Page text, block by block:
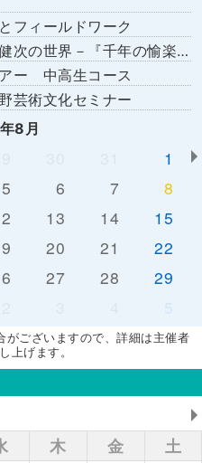
フィールドワーク
『千年の愉楽』『奇蹟』より－」
ー 中高生コース
芸術文化セミナー
8月
1
5 6 7
8
13 14
15
20 21
22
27 28
29
5
ございますので、詳細は主催者
上げます。
木 金
土